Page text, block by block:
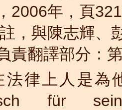
2006年，頁
註，與陳志輝、
責翻譯部分：
法律上人是為
für